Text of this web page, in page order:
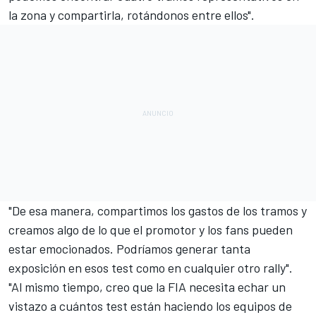
la zona y compartirla, rotándonos entre ellos".
"De esa manera, compartimos los gastos de los tramos y
creamos algo de lo que el promotor y los fans pueden
estar emocionados. Podríamos generar tanta
exposición en esos test como en cualquier otro rally".
"Al mismo tiempo, creo que la FIA necesita echar un
vistazo a cuántos test están haciendo los equipos de